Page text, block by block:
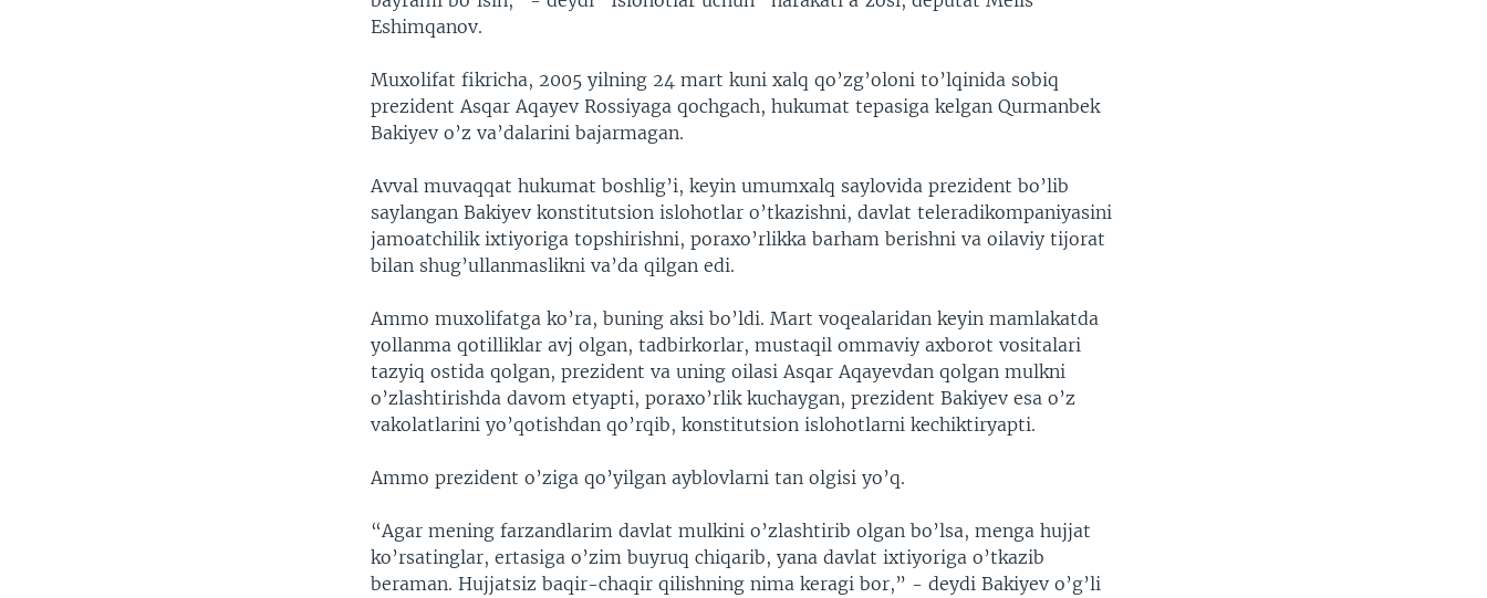
Eshimqanov.
Muxolifat fikricha, 2005 yilning 24 mart kuni xalq qo’zg’oloni to’lqinida sobiq
prezident Asqar Aqayev Rossiyaga qochgach, hukumat tepasiga kelgan Qurmanbek
Bakiyev o’z va’dalarini bajarmagan.
Avval muvaqqat hukumat boshlig’i, keyin umumxalq saylovida prezident bo’lib
saylangan Bakiyev konstitutsion islohotlar o’tkazishni, davlat teleradikompaniyasini
jamoatchilik ixtiyoriga topshirishni, poraxo’rlikka barham berishni va oilaviy tijorat
bilan shug’ullanmaslikni va’da qilgan edi.
Ammo muxolifatga ko’ra, buning aksi bo’ldi. Mart voqealaridan keyin mamlakatda
yollanma qotilliklar avj olgan, tadbirkorlar, mustaqil ommaviy axborot vositalari
tazyiq ostida qolgan, prezident va uning oilasi Asqar Aqayevdan qolgan mulkni
o’zlashtirishda davom etyapti, poraxo’rlik kuchaygan, prezident Bakiyev esa o’z
vakolatlarini yo’qotishdan qo’rqib, konstitutsion islohotlarni kechiktiryapti.
Ammo prezident o’ziga qo’yilgan ayblovlarni tan olgisi yo’q.
“Agar mening farzandlarim davlat mulkini o’zlashtirib olgan bo’lsa, menga hujjat
ko’rsatinglar, ertasiga o’zim buyruq chiqarib, yana davlat ixtiyoriga o’tkazib
beraman. Hujjatsiz baqir-chaqir qilishning nima keragi bor,” - deydi Bakiyev o’g’li